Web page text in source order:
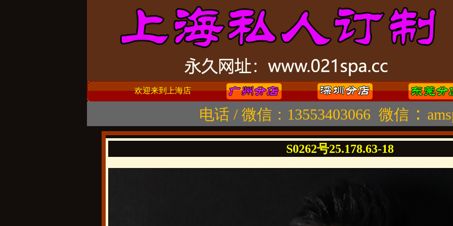
欢迎来到上海店
电话 / 微信：13553403066 微信 ：
S0262号25.178.63-18